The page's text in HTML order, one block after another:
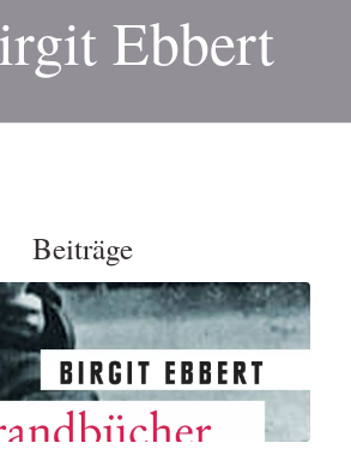
Ebbert
Beiträge